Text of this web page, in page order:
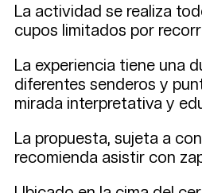
La actividad se realiza
cupos limitados por
La experiencia tiene una
diferentes senderos y
mirada interpretativa y
La propuesta, sujeta a
recomienda asistir con